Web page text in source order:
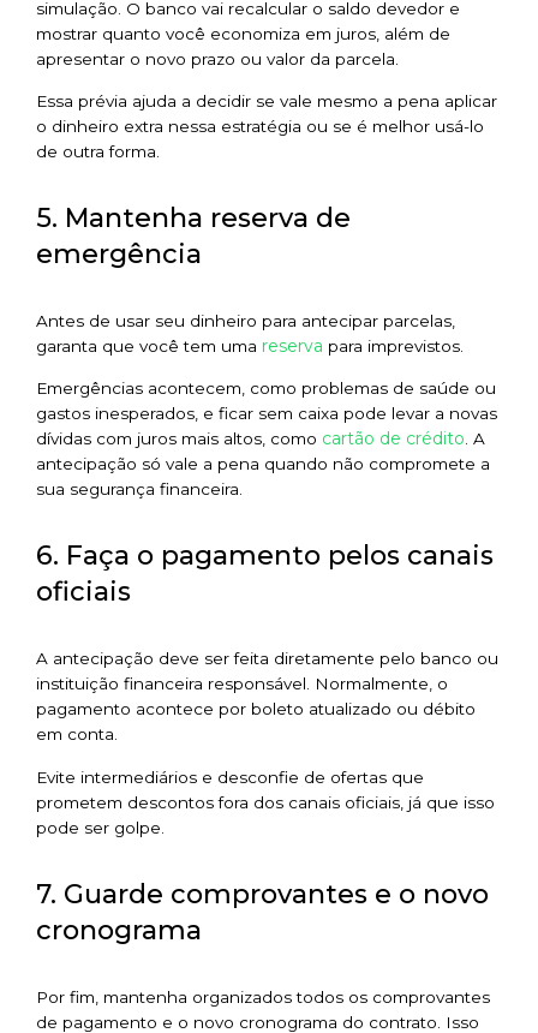
simulação. O banco vai recalcular o saldo devedor e
mostrar quanto você economiza em juros, além de
apresentar o novo prazo ou valor da parcela.
Essa prévia ajuda a decidir se vale mesmo a pena aplicar
o dinheiro extra nessa estratégia ou se é melhor usá-lo
de outra forma.
5. Mantenha reserva de
emergência
Antes de usar seu dinheiro para antecipar parcelas,
garanta que você tem uma reserva para imprevistos.
Emergências acontecem, como problemas de saúde ou
gastos inesperados, e ficar sem caixa pode levar a novas
dívidas com juros mais altos, como cartão de crédito. A
antecipação só vale a pena quando não compromete a
sua segurança financeira.
6. Faça o pagamento pelos canais
oficiais
A antecipação deve ser feita diretamente pelo banco ou
instituição financeira responsável. Normalmente, o
pagamento acontece por boleto atualizado ou débito
em conta.
Evite intermediários e desconfie de ofertas que
prometem descontos fora dos canais oficiais, já que isso
pode ser golpe.
7. Guarde comprovantes e o novo
cronograma
Por fim, mantenha organizados todos os comprovantes
de pagamento e o novo cronograma do contrato. Isso